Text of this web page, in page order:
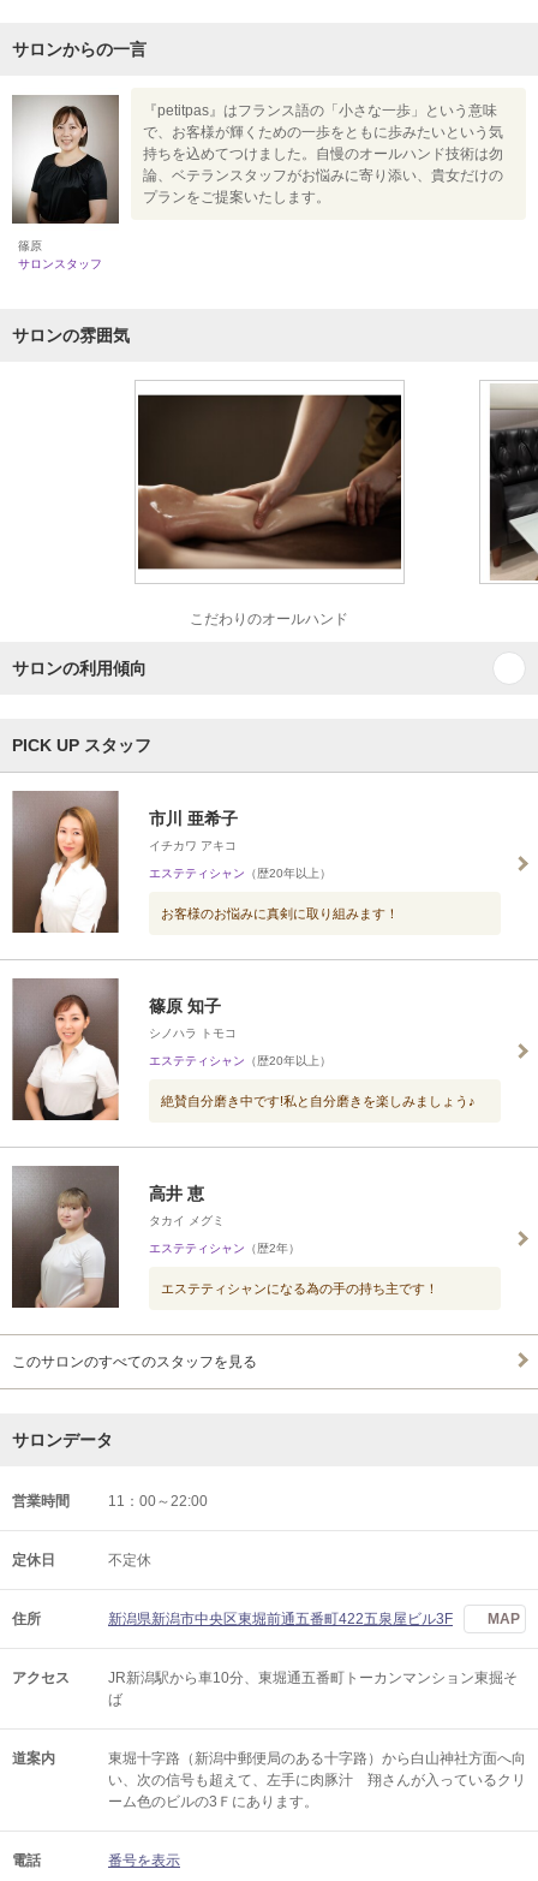
サロンからの一言
篠原
サロンスタッフ
『petitpas』はフランス語の「小さな一歩」という意味
で、お客様が輝くための一歩をともに歩みたいという気
持ちを込めてつけました。自慢のオールハンド技術は勿
論、ベテランスタッフがお悩みに寄り添い、貴女だけの
プランをご提案いたします。
サロンの雰囲気
こだわりのオールハンド
サロンの利用傾向
PICK UP スタッフ
市川 亜希子
イチカワ アキコ
エステティシャン （歴20年以上）
お客様のお悩みに真剣に取り組みます！
篠原 知子
シノハラ トモコ
エステティシャン （歴20年以上）
絶賛自分磨き中です!私と自分磨きを楽しみましょう♪
高井 恵
タカイ メグミ
エステティシャン （歴2年）
エステティシャンになる為の手の持ち主です！
このサロンのすべてのスタッフを見る
サロンデータ
営業時間 11：00～22:00
定休日 不定休
住所 新潟県新潟市中央区東堀前通五番町422五泉屋ビル3F MAP
アクセス
JR新潟駅から車10分、東堀通五番町トーカンマンション東掘そ
ば
道案内
東堀十字路（新潟中郵便局のある十字路）から白山神社方面へ向
い、次の信号も超えて、左手に肉豚汁 翔さんが入っているクリ
ーム色のビルの3Ｆにあります。
電話 番号を表示